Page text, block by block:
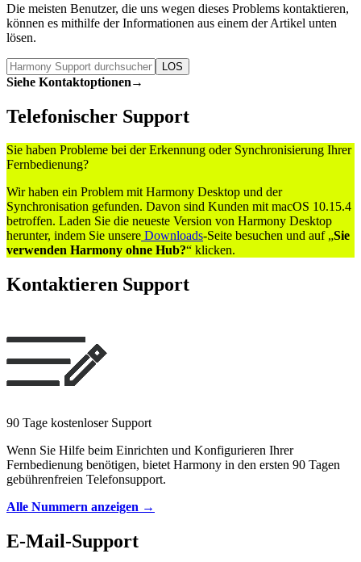
Die meisten Benutzer, die uns wegen dieses Problems kontaktieren,
können es mithilfe der Informationen aus einem der Artikel unten
lösen.
LOS
Siehe Kontaktoptionen→
Telefonischer Support
Sie haben Probleme bei der Erkennung oder Synchronisierung Ihrer
Fernbedienung?
Wir haben ein Problem mit Harmony Desktop und der
Synchronisation gefunden. Davon sind Kunden mit macOS 10.15.4
betroffen. Laden Sie die neueste Version von Harmony Desktop
herunter, indem Sie unsere Downloads-Seite besuchen und auf „Sie
verwenden Harmony ohne Hub?“ klicken.
Kontaktieren Support
90 Tage kostenloser Support
Wenn Sie Hilfe beim Einrichten und Konfigurieren Ihrer
Fernbedienung benötigen, bietet Harmony in den ersten 90 Tagen
gebührenfreien Telefonsupport.
Alle Nummern anzeigen →
E-Mail-Support